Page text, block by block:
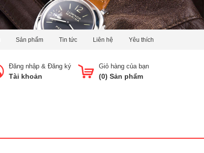
Sản phẩm Tin tức Liên hệ Yêu thích
Giỏ hàng của bạn
(0) Sản phẩm
Đăng nhập & Đăng ký
Tài khoản